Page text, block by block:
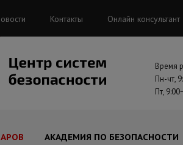
Контакты Онлайн консультант
Время
Пн-чт,
Пт,
АКАДЕМИЯ ПО БЕЗОПАСНОСТИ